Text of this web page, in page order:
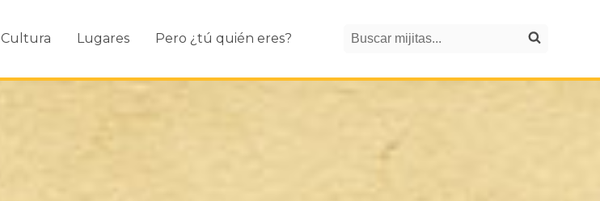
Cultura Lugares Pero ¿tú quién eres?
Buscar mijitas
Search